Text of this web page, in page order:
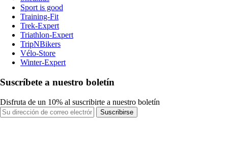
Sport is good
Training-Fit
Trek-Expert
Triathlon-Expert
TripNBikers
Vélo-Store
Winter-Expert
Suscríbete a nuestro boletín
Disfruta de un 10% al suscribirte a nuestro boletín
Suscribirse